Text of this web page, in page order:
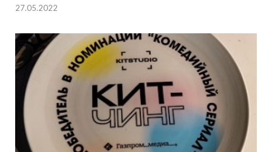
27.05.2022